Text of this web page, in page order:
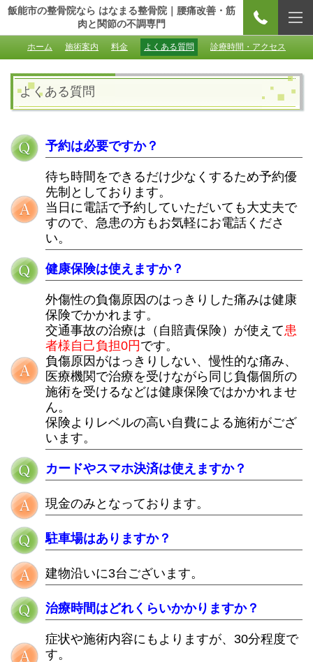
飯能市の整骨院なら はなまる整骨院｜腰痛改善・筋
肉と関節の不調専門
ホーム 施術案内 料金 よくある質問 診療時間・アクセス
よくある質問
予約は必要ですか？
待ち時間をできるだけ少なくするため予約優
先制としております。
当日に電話で予約していただいても大丈夫で
すので、急患の方もお気軽にお電話くださ
い。
健康保険は使えますか？
外傷性の負傷原因のはっきりした痛みは健康
保険でかかれます。
交通事故の治療は（自賠責保険）が使えて患
者様自己負担0円 です。
負傷原因がはっきりしない、慢性的な痛み、
医療機関で治療を受けながら同じ負傷個所の
施術を受けるなどは健康保険ではかかれませ
ん。
保険よりレベルの高い自費による施術がござ
います。
カードやスマホ決済は使えますか？
現金のみとなっております。
駐車場はありますか？
建物沿いに3台ございます。
治療時間はどれくらいかかりますか？
症状や施術内容にもよりますが、30分程度で
す。